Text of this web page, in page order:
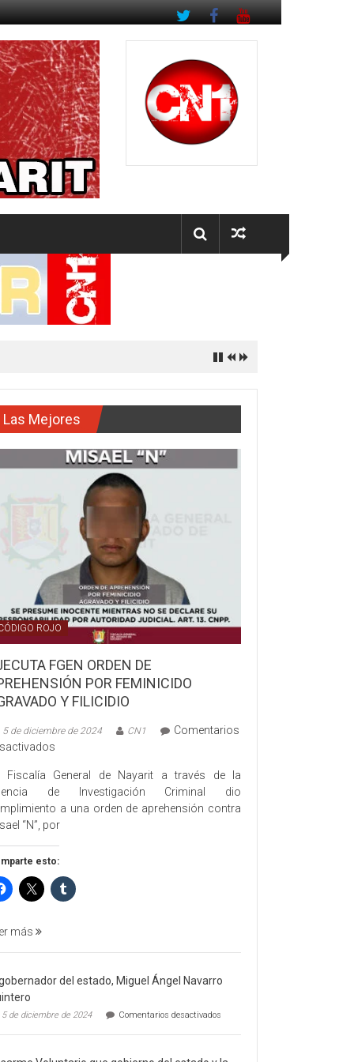
Las Mejores
ROJO
FGEN ORDEN DE
POR FEMINICIDO
Y FILICIDIO
5 de diciembre de 2024 CN1
Comentarios
FGEN
ORDEN
DE
APREHENSIÓN
POR
FEMINICIDO
AGRAVADO
Y
Fiscalía General de Nayarit a través de la
de Investigación Criminal dio
a una orden de aprehensión contra
“N”, por
esto:
más
del estado, Miguel Ángel Navarro
5 de diciembre de 2024 Comentarios desactivados
gobernador